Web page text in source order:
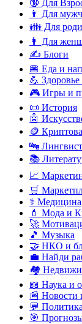
🔞 Для
👨 Для
👪 Для
👩 Для
✍️ Блоги
🍔 Еда и
💪
🎮 Игры и
📜 История
🤖
🪙
🔤
📚
📈
🛒
⚕️ Медицина
💄 Мода и
🚀
🎵 Музыка
🤝 НКО и
💼 Найди
🏘️
📖 Наука и
📰
💬
🎯